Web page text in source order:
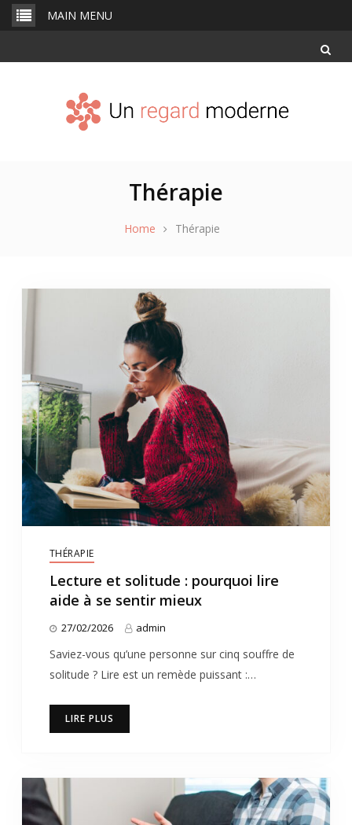
Skip
MAIN MENU
Thérapie
Home Thérapie
THÉRAPIE
Lecture et solitude : pourquoi lire
aide à se sentir mieux
27/02/2026 admin
Saviez-vous qu’une personne sur cinq souffre de
solitude ? Lire est un remède puissant :…
LIRE PLUS